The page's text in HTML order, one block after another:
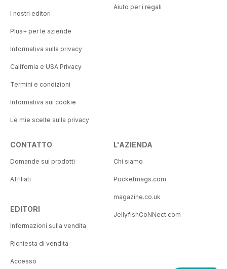
I nostri editori
Plus+ per le aziende
Informativa sulla privacy
California e USA Privacy
Termini e condizioni
Informativa sui cookie
Le mie scelte sulla privacy
Aiuto per i regali
CONTATTO
Domande sui prodotti
Affiliati
EDITORI
Informazioni sulla vendita
Richiesta di vendita
Accesso
L'AZIENDA
Chi siamo
Pocketmags.com
magazine.co.uk
JellyfishCoNNect.com